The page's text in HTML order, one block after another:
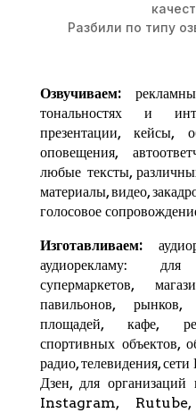
Разбили по типу
Озвучиваем:
тональностях и
презентации, кейсы,
оповещения,
любые тексты,
материалы, видео,
голосовое
Изготавливаем:
аудиорекламу:
супермаркетов,
павильонов,
площадей, кафе,
спортивных объектов,
радио, телевидения,
Дзен, для
Instagram, Rutube